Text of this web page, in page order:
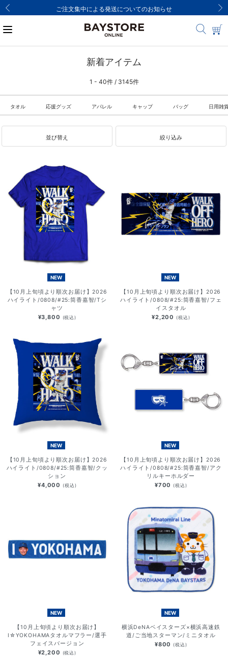
ご注文集中による発送についてのお知らせ
新着アイテム
1 - 40件 / 3145件
タオル 応援グッズ アパレル キャップ バッグ 日用雑
並び替え 絞り込み
NEW
【10月上旬頃より順次お届け】2026
ハイライト/0808/#25:筒香嘉智/Tシ
ャツ
¥3,800 (税込)
NEW
【10月上旬頃より順次お届け】2026
ハイライト/0808/#25:筒香嘉智/フェ
イスタオル
¥2,200 (税込)
NEW
【10月上旬頃より順次お届け】2026
ハイライト/0808/#25:筒香嘉智/クッ
ション
¥4,000 (税込)
NEW
【10月上旬頃より順次お届け】2026
ハイライト/0808/#25:筒香嘉智/アク
リルキーホルダー
¥700 (税込)
NEW
【10月上旬頃より順次お届け】
I☆YOKOHAMAタオルマフラー/選手
フェイスバージョン
¥2,200 (税込)
NEW
横浜DeNAベイスターズ×横浜高速鉄
道/ご当地スターマン/ミニタオル
¥800 (税込)